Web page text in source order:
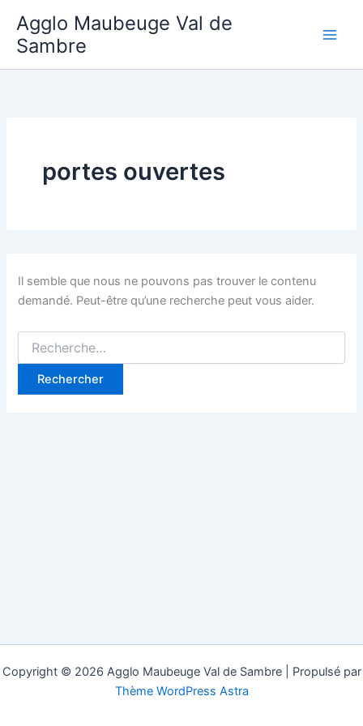
contenu
Agglo Maubeuge Val de
Sambre
portes ouvertes
Il semble que nous ne pouvons pas trouver le contenu
demandé. Peut-être qu’une recherche peut vous aider.
Rechercher :
Copyright © 2026 Agglo Maubeuge Val de Sambre | Propulsé par
Thème WordPress Astra